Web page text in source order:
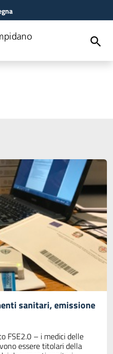
sanitari, emissione
FSE2.0 – i medici delle
essere titolari della